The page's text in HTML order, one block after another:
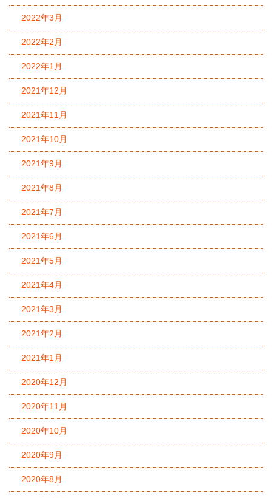
2022年3月
2022年2月
2022年1月
2021年12月
2021年11月
2021年10月
2021年9月
2021年8月
2021年7月
2021年6月
2021年5月
2021年4月
2021年3月
2021年2月
2021年1月
2020年12月
2020年11月
2020年10月
2020年9月
2020年8月